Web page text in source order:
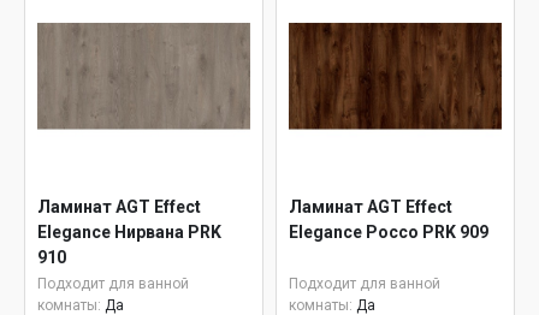
Ламинат AGT Effect
Elegance Нирвана PRK
910
Подходит для ванной
комнаты: Да
Ламинат AGT Effect
Elegance Россо PRK 909
Подходит для ванной
комнаты: Да